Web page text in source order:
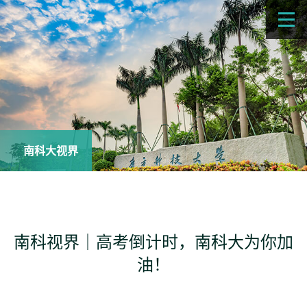
南科大视界
南科视界｜高考倒计时，南科大为你加
油！